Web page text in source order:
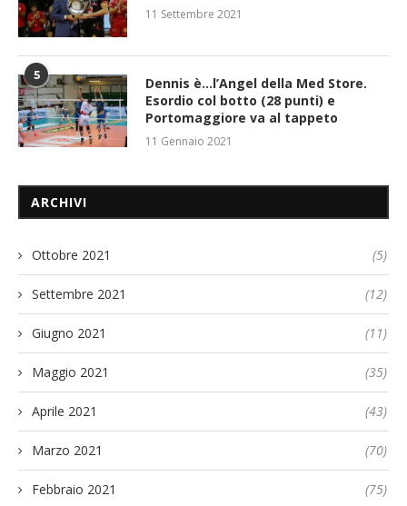
11 Settembre 2021
5
Dennis è…l’Angel della Med Store.
Esordio col botto (28 punti) e
Portomaggiore va al tappeto
11 Gennaio 2021
ARCHIVI
Ottobre 2021 (5)
Settembre 2021 (12)
Giugno 2021 (11)
Maggio 2021 (35)
Aprile 2021 (43)
Marzo 2021 (70)
Febbraio 2021 (75)